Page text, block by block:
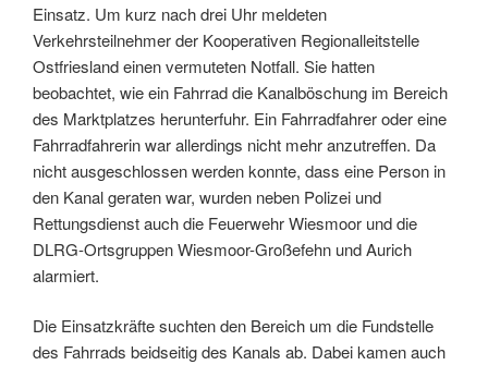
Einsatz. Um kurz nach drei Uhr meldeten
Verkehrsteilnehmer der Kooperativen Regionalleitstelle
Ostfriesland einen vermuteten Notfall. Sie hatten
beobachtet, wie ein Fahrrad die Kanalböschung im Bereich
des Marktplatzes herunterfuhr. Ein Fahrradfahrer oder eine
Fahrradfahrerin war allerdings nicht mehr anzutreffen. Da
nicht ausgeschlossen werden konnte, dass eine Person in
den Kanal geraten war, wurden neben Polizei und
Rettungsdienst auch die Feuerwehr Wiesmoor und die
DLRG-Ortsgruppen Wiesmoor-Großefehn und Aurich
alarmiert.
Die Einsatzkräfte suchten den Bereich um die Fundstelle
des Fahrrads beidseitig des Kanals ab. Dabei kamen auch